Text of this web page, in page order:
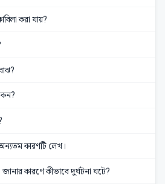
করা যায়?
কারণটি লেখ।
কারণে কীভাবে দুর্ঘটনা ঘটে?